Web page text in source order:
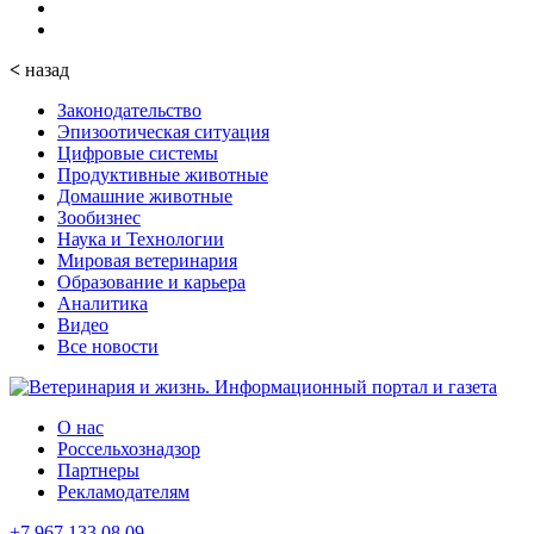
< назад
Законодательство
Эпизоотическая ситуация
Цифровые системы
Продуктивные животные
Домашние животные
Зообизнес
Наука и Технологии
Мировая ветеринария
Образование и карьера
Аналитика
Видео
Все новости
О нас
Россельхознадзор
Партнеры
Рекламодателям